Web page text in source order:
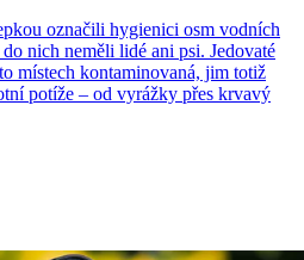
označili hygienici osm vodních
nich neměli lidé ani psi. Jedovaté
místech kontaminovaná, jim totiž
potíže – od vyrážky přes krvavý